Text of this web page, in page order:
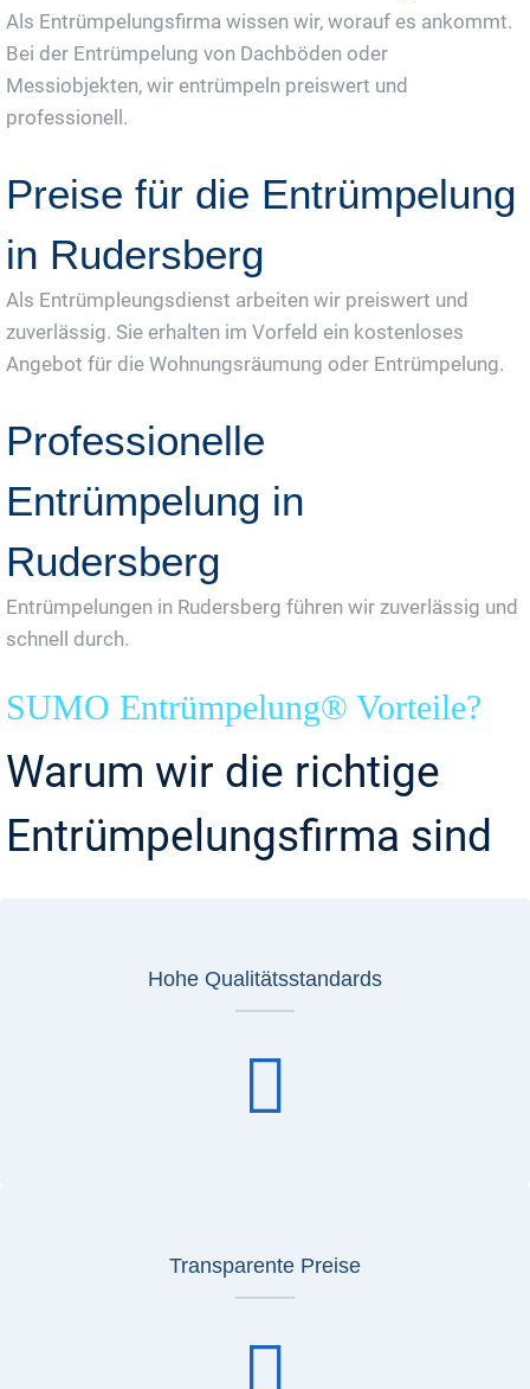
Als Entrümpelungsfirma wissen wir, worauf es ankommt.
Bei der Entrümpelung von Dachböden oder
Messiobjekten, wir entrümpeln preiswert und
professionell.
Preise für die Entrümpelung
in Rudersberg
Als Entrümpleungsdienst arbeiten wir preiswert und
zuverlässig. Sie erhalten im Vorfeld ein kostenloses
Angebot für die Wohnungsräumung oder Entrümpelung.
Professionelle
Entrümpelung in
Rudersberg
Entrümpelungen in Rudersberg führen wir zuverlässig und
schnell durch.
SUMO Entrümpelung® Vorteile?
Warum wir die richtige
Entrümpelungsfirma sind
Hohe Qualitätsstandards
Transparente Preise